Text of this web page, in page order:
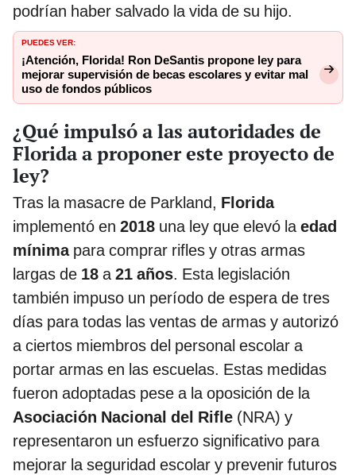
podrían haber salvado la vida de su hijo.
PUEDES VER:
¡Atención, Florida! Ron DeSantis propone ley para
mejorar supervisión de becas escolares y evitar mal
uso de fondos públicos
¿Qué impulsó a las autoridades de
Florida a proponer este proyecto de
ley?
Tras la masacre de Parkland, Florida
implementó en 2018 una ley que elevó laedad
mínimapara comprar rifles y otras armas
largas de 18 a21 años. Esta legislación
también impuso un período de espera de tres
días para todas las ventas de armas y autorizó
a ciertos miembros del personal escolar a
portar armas en las escuelas. Estas medidas
fueron adoptadas pese a la oposición de la
Asociación Nacional del Rifle (NRA) y
representaron un esfuerzo significativo para
mejorar la seguridad escolar y prevenir futuros